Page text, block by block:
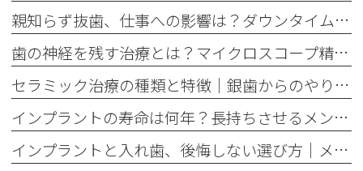
親知らず抜歯、仕事への影響は？ダウンタイムと抜く基準を解説
歯の神経を残す治療とは？マイクロスコープ精密根管治療のメリット
セラミック治療の種類と特徴｜銀歯からのやり替えで後悔しない選び方
インプラントの寿命は何年？長持ちさせるメンテナンスの重要性を解説
インプラントと入れ歯、後悔しない選び方｜メリット・デメリット徹底比較